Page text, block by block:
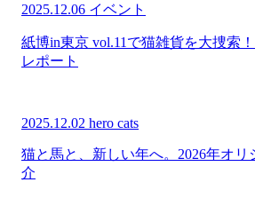
2025.12.06 イベント
紙博in東京 vol.11で猫雑貨を大捜索
レポート
2025.12.02 hero cats
猫と馬と、新しい年へ。2026年オリ
介